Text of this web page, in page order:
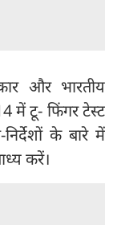
और भारतीय
में टू- फिंगर टेस्ट
के बारे में
करें।